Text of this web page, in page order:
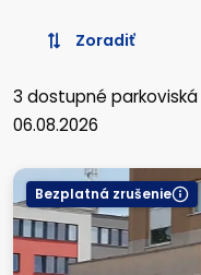
Zoradiť
3 dostupné parkoviská
06.08.2026
Bezplatná zrušenie